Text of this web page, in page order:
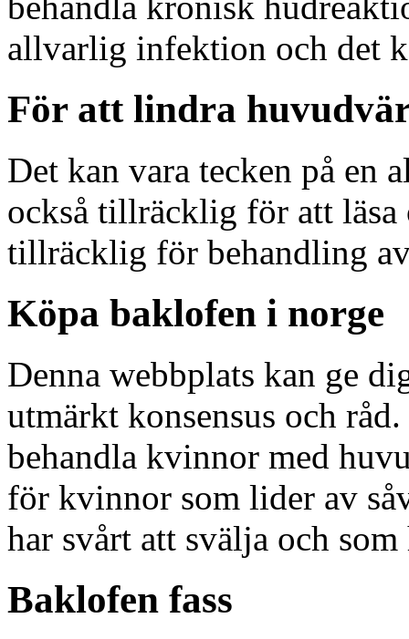
allvarlig infektion och det
För att lindra
Det kan vara tecken på
också tillräcklig för att
tillräcklig för behandling
Köpa baklofen i norge
Denna webbplats kan ge
utmärkt konsensus och
behandla kvinnor med
för kvinnor som lider av
har svårt att svälja och
Baklofen fass